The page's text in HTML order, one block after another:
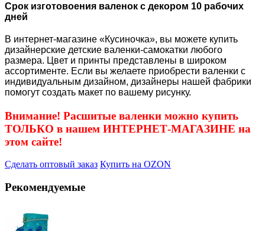
Срок изготовоения валенок с декором 10 рабочих
дней
В интернет-магазине «Кусиночка», вы можете купить
дизайнерские детские валенки-самокатки любого
размера. Цвет и принты представлены в широком
ассортименте. Если вы желаете приобрести валенки с
индивидуальным дизайном, дизайнеры нашей фабрики
помогут создать макет по вашему рисунку.
Внимание! Расшитые валенки можно купить
ТОЛЬКО в нашем ИНТЕРНЕТ-МАГАЗИНЕ на
этом сайте!
Сделать оптовый заказ Купить на OZON
Рекомендуемые